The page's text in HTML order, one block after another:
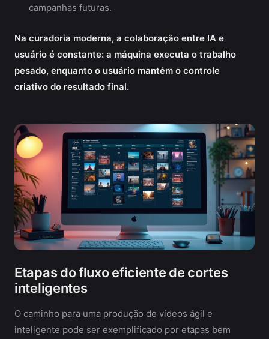
campanhas futuras.
Na curadoria moderna, a colaboração entre IA e
usuário é constante: a máquina executa o trabalho
pesado, enquanto o usuário mantém o controle
criativo do resultado final.
Etapas do fluxo eficiente de cortes
inteligentes
O caminho para uma produção de vídeos ágil e
inteligente pode ser exemplificado por etapas bem